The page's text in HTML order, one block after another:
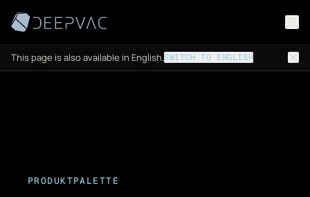
This page is also available in English.SWITCH TO ENGLISH
PRODUKTPALETTE